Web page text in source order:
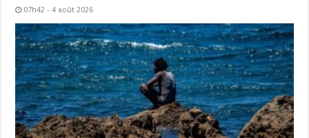
07h42 - 4 août 2026